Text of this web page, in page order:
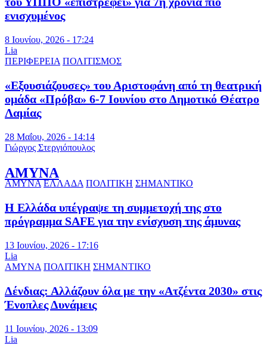
ενισχυμένος
8 Ιουνίου, 2026 - 17:24
Lia
ΠΕΡΙΦΕΡΕΙΑ ΠΟΛΙΤΙΣΜΟΣ
«Εξουσιάζουσες» του Αριστοφάνη από τη θεατρική
ομάδα «Πρόβα» 6-7 Ιουνίου στο Δημοτικό Θέατρο
Λαμίας
28 Μαΐου, 2026 - 14:14
Γιώργος Στεργιόπουλος
ΑΜΥΝΑ
ΑΜΥΝΑ ΕΛΛΑΔΑ ΠΟΛΙΤΙΚΗ ΣΗΜΑΝΤΙΚΟ
Η Ελλάδα υπέγραψε τη συμμετοχή της στο
πρόγραμμα SAFE για την ενίσχυση της άμυνας
13 Ιουνίου, 2026 - 17:16
Lia
ΑΜΥΝΑ ΠΟΛΙΤΙΚΗ ΣΗΜΑΝΤΙΚΟ
Δένδιας: Αλλάζουν όλα με την «Ατζέντα 2030» στις
Ένοπλες Δυνάμεις
11 Ιουνίου, 2026 - 13:09
Lia